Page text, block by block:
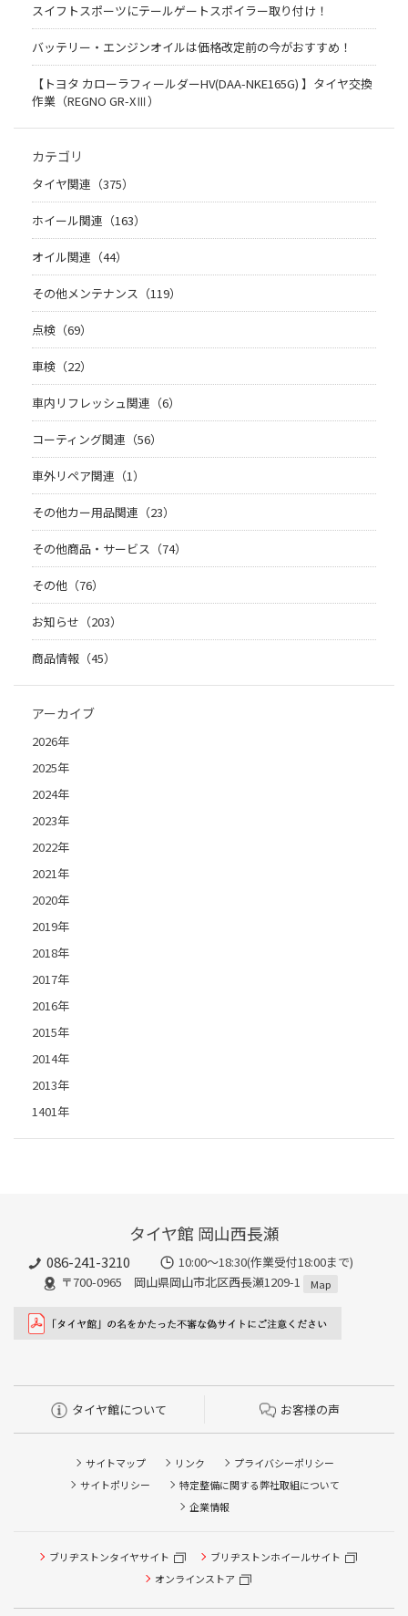
スイフトスポーツにテールゲートスポイラー取り付け！
バッテリー・エンジンオイルは価格改定前の今がおすすめ！
【トヨタ カローラフィールダーHV(DAA-NKE165G) 】タイヤ交換
作業（REGNO GR-XⅢ）
カテゴリ
タイヤ関連（375）
ホイール関連（163）
オイル関連（44）
その他メンテナンス（119）
点検（69）
車検（22）
車内リフレッシュ関連（6）
コーティング関連（56）
車外リペア関連（1）
その他カー用品関連（23）
その他商品・サービス（74）
その他（76）
お知らせ（203）
商品情報（45）
アーカイブ
2026年
2025年
2024年
2023年
2022年
2021年
2020年
2019年
2018年
2017年
2016年
2015年
2014年
2013年
1401年
タイヤ館 岡山西長瀬
086-241-3210
10:00〜18:30(作業受付18:00まで)
〒700-0965 岡山県岡山市北区西長瀬1209-1
Map
タイヤ館について お客様の声
サイトマップ リンク
プライバシーポリシー
サイトポリシー
特定整備に関する弊社取組について
企業情報
ブリヂストンタイヤサイト
ブリヂストンホイールサイト
オンラインストア
タイヤ点検・安全点検/タイヤ履き替え/オイル交換/その他
ピット作業の予約